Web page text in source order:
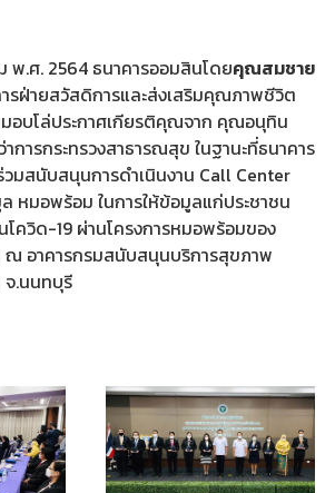
พ.ศ. 2564 ธนาคารออมสินโดยคุณสมชาย
รฝ่ายสวัสดิการและส่งเสริมคุณภาพชีวิต
อบโล่ประกาศเกียรติคุณจาก คุณอนุทิน
ารกระทรวงสาธารณสุข ในฐานะที่ธนาคาร
มสนับสนุนการดำเนินงาน Call Center
หมอพร้อม ในการให้ข้อมูลแก่ประชาชน
โควิด-19 ผ่านโครงการหมอพร้อมของ
ณ อาคารกรมสนับสนุนบริการสุขภาพ
จ.นนทบุรี